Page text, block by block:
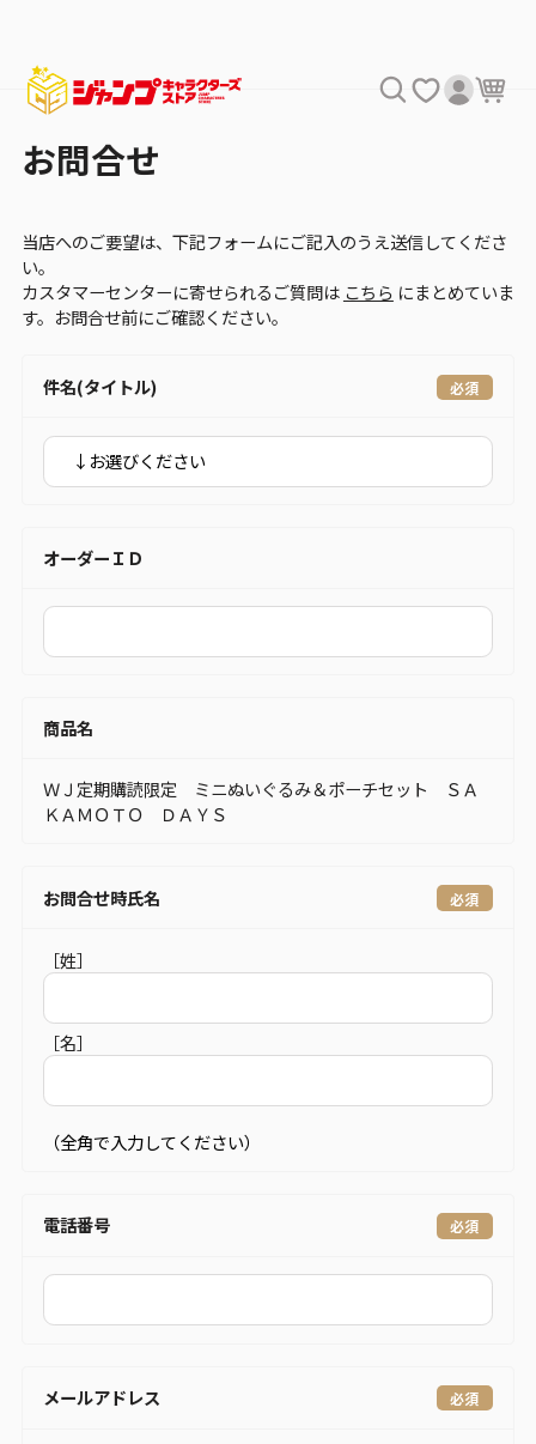
お問合せ
当店へのご要望は、下記フォームにご記入のうえ送信してくださ
い。
カスタマーセンターに寄せられるご質問は こちら にまとめていま
す。お問合せ前にご確認ください。
件名(タイトル)
オーダーＩＤ
商品名
ＷＪ定期購読限定 ミニぬいぐるみ＆ポーチセット ＳＡ
ＫＡＭＯＴＯ ＤＡＹＳ
お問合せ時氏名
［姓］
［名］
（全角で入力してください）
電話番号
メールアドレス